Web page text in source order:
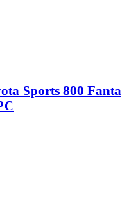
Sports 800 Fanta